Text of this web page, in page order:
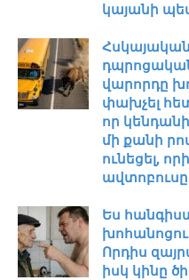
կայանի
Հսկայական
վարորդը
փախչել
որ
մի քանի
ունեցել,
ավտոբուսը
Ես
Որդիս
իսկ կինը